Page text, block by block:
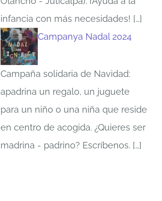
infancia con más necesidades! […]
Campanya Nadal 2024
Campaña solidaria de Navidad:
apadrina un regalo, un juguete
para un niño o una niña que reside
en centro de acogida. ¿Quieres ser
madrina - padrino? Escríbenos.[…]